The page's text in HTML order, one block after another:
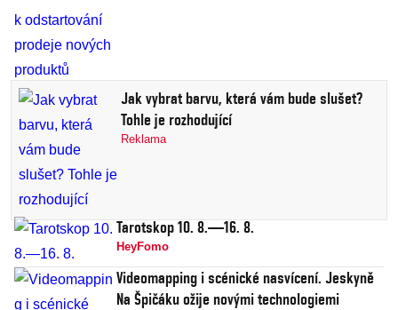
Jak vybrat barvu, která vám bude slušet?
Tohle je rozhodující
Reklama
Tarotskop 10. 8.—16. 8.
HeyFomo
Videomapping i scénické nasvícení. Jeskyně
Na Špičáku ožije novými technologiemi